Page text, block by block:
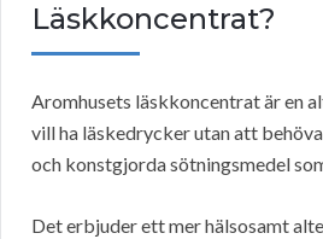
Läskkoncentrat?
Aromhusets läskkoncentrat är en
vill ha läskedrycker utan att
och konstgjorda sötningsmedel
Det erbjuder ett mer hälsosamt